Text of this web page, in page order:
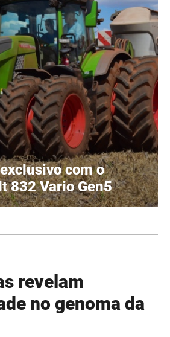
com o
832 Vario Gen5
revelam
no genoma da